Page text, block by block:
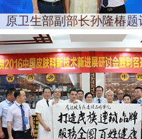
原卫生部副部长孙隆椿题